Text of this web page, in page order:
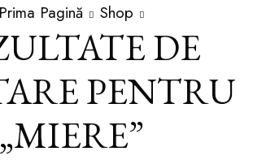
Prima Pagină Shop
DE
PENTRU
„MIERE”